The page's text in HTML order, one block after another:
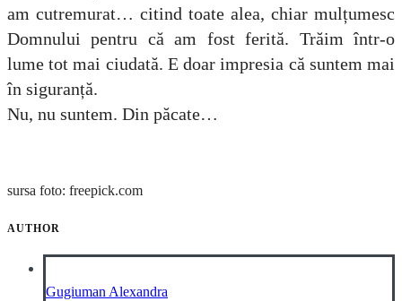
am cutremurat… citind toate alea, chiar mulțumesc
Domnului pentru că am fost ferită. Trăim într-o
lume tot mai ciudată. E doar impresia că suntem mai
în siguranță.
Nu, nu suntem. Din păcate…
sursa foto: freepick.com
AUTHOR
Gugiuman Alexandra